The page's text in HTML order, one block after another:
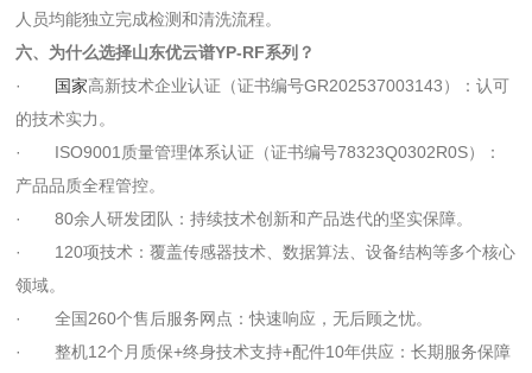
人员均能独立完成检测和清洗流程。
六、为什么选择山东优云谱YP-RF系列？
· 国家高新技术企业认证（证书编号GR202537003143）：认可
的技术实力。
· ISO9001质量管理体系认证（证书编号78323Q0302R0S）：
产品品质全程管控。
· 80余人研发团队：持续技术创新和产品迭代的坚实保障。
· 120项技术：覆盖传感器技术、数据算法、设备结构等多个核心
领域。
· 全国260个售后服务网点：快速响应，无后顾之忧。
· 整机12个月质保+终身技术支持+配件10年供应：长期服务保障